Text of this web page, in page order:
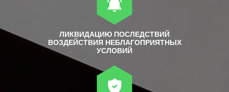
ЛИКВИДАЦИЮ ПОСЛЕДСТВИЙ
ВОЗДЕЙСТВИЯ НЕБЛАГОПРИЯТНЫХ
УСЛОВИЙ